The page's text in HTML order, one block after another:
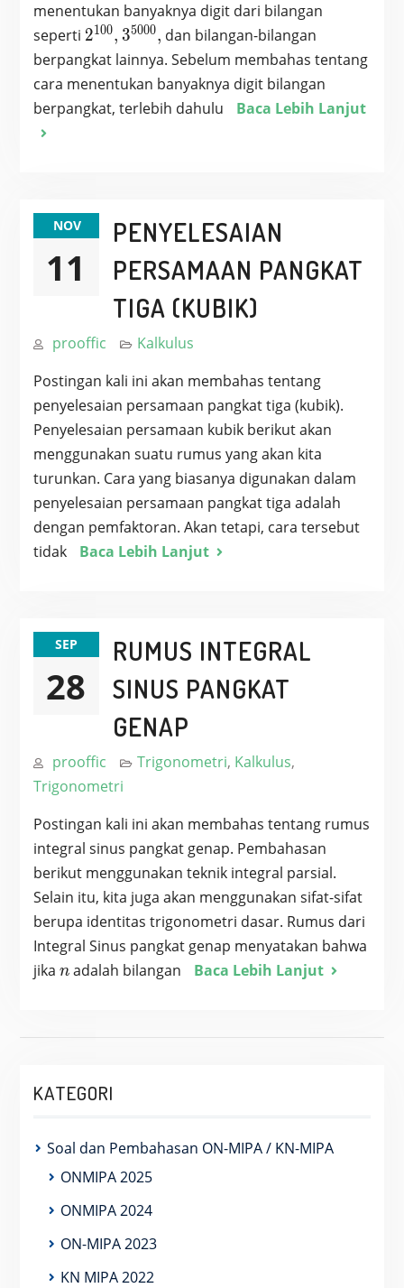
menentukan banyaknya digit dari bilangan
seperti 2^{100},
2100, 3^{5000},
35000, dan bilangan-bilangan
berpangkat lainnya. Sebelum membahas tentang
cara menentukan banyaknya digit bilangan
berpangkat, terlebih dahulu
Baca Lebih Lanjut
NOV
11
PENYELESAIAN
PERSAMAAN PANGKAT
TIGA (KUBIK)
prooffic
Kalkulus
Postingan kali ini akan membahas tentang
penyelesaian persamaan pangkat tiga (kubik).
Penyelesaian persamaan kubik berikut akan
menggunakan suatu rumus yang akan kita
turunkan. Cara yang biasanya digunakan dalam
penyelesaian persamaan pangkat tiga adalah
dengan pemfaktoran. Akan tetapi, cara tersebut
tidak
Baca Lebih Lanjut
SEP
28
RUMUS INTEGRAL
SINUS PANGKAT
GENAP
prooffic Trigonometri, Kalkulus,
Trigonometri
Postingan kali ini akan membahas tentang rumus
integral sinus pangkat genap. Pembahasan
berikut menggunakan teknik integral parsial.
Selain itu, kita juga akan menggunakan sifat-sifat
berupa identitas trigonometri dasar. Rumus dari
Integral Sinus pangkat genap menyatakan bahwa
jika n
nadalah bilangan Baca Lebih Lanjut
KATEGORI
Soal dan Pembahasan ON-MIPA / KN-MIPA
ONMIPA 2025
ONMIPA 2024
ON-MIPA 2023
KN MIPA 2022